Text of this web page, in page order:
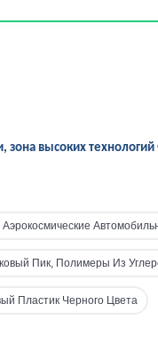
высоких
Пик, Полимеры Из
Пластик Черного Цвета